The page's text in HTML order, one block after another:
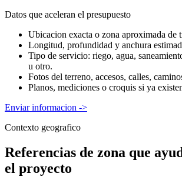
Datos que aceleran el presupuesto
Ubicacion exacta o zona aproximada de
Longitud, profundidad y anchura
Tipo de servicio: riego, agua,
u otro.
Fotos del terreno, accesos, calles,
Planos, mediciones o croquis si ya
Enviar informacion ->
Contexto geografico
Referencias de zona que
el proyecto